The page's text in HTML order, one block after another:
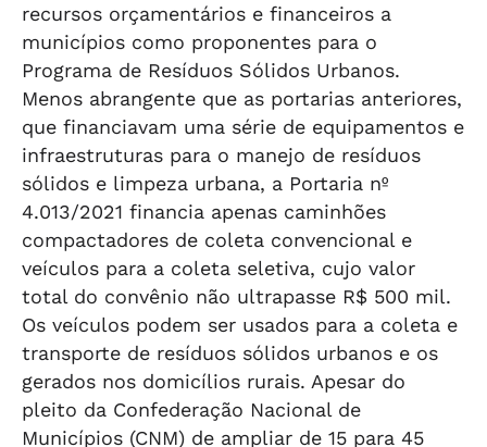
recursos orçamentários e financeiros a
municípios como proponentes para o
Programa de Resíduos Sólidos Urbanos.
Menos abrangente que as portarias anteriores,
que financiavam uma série de equipamentos e
infraestruturas para o manejo de resíduos
sólidos e limpeza urbana, a Portaria nº
4.013/2021 financia apenas caminhões
compactadores de coleta convencional e
veículos para a coleta seletiva, cujo valor
total do convênio não ultrapasse R$ 500 mil.
Os veículos podem ser usados para a coleta e
transporte de resíduos sólidos urbanos e os
gerados nos domicílios rurais. Apesar do
pleito da Confederação Nacional de
Municípios (CNM) de ampliar de 15 para 45